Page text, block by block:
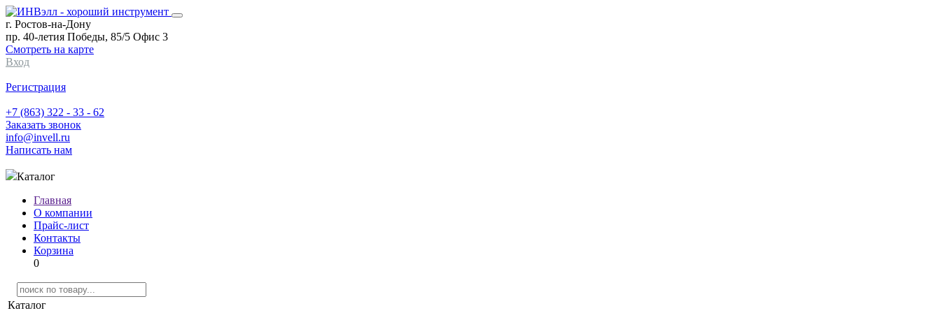
г. Ростов-на-Дону
пр. 40-летия Победы, 85/5 Офис 3
Смотреть на карте
Вход
Регистрация
+7 (863) 322 - 33 - 62
Заказать звонок
info@invell.ru
Написать нам
Каталог
Главная
О компании
Прайс-лист
Контакты
Корзина
0
Каталог